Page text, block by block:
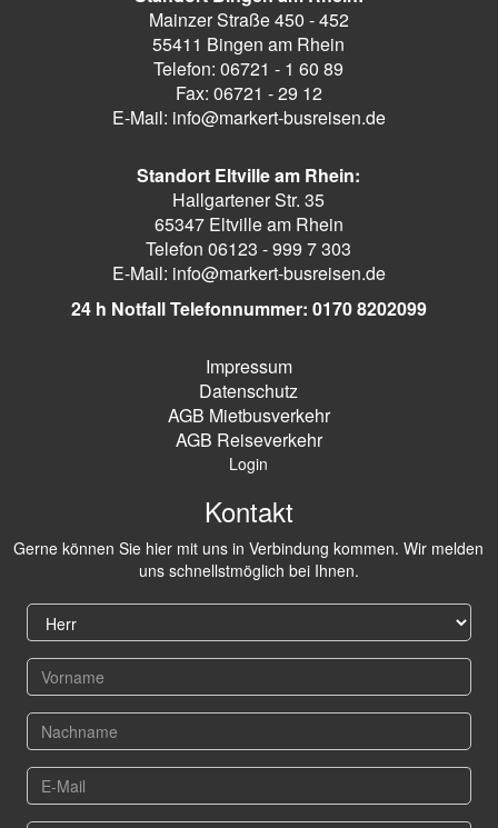
Mainzer Straße 450 - 452
55411 Bingen am Rhein
Telefon: 06721 - 1 60 89
Fax: 06721 - 29 12
E-Mail: info@markert-busreisen.de
Standort Eltville am Rhein:
Hallgartener Str. 35
65347 Eltville am Rhein
Telefon 06123 - 999 7 303
E-Mail: info@markert-busreisen.de
24 h Notfall Telefonnummer: 0170 8202099
Impressum
Datenschutz
AGB Mietbusverkehr
AGB Reiseverkehr
Login
Kontakt
Gerne können Sie hier mit uns in Verbindung kommen. Wir melden
uns schnellstmöglich bei Ihnen.